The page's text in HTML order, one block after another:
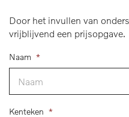
Door het invullen van
vrijblijvend een prijsopgave.
Naam *
Kenteken *